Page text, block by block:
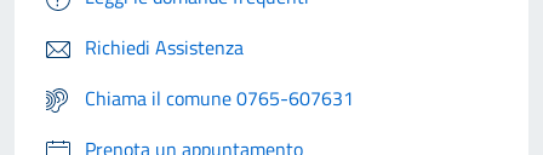
Richiedi Assistenza
Chiama il comune 0765-607631
Prenota un appuntamento